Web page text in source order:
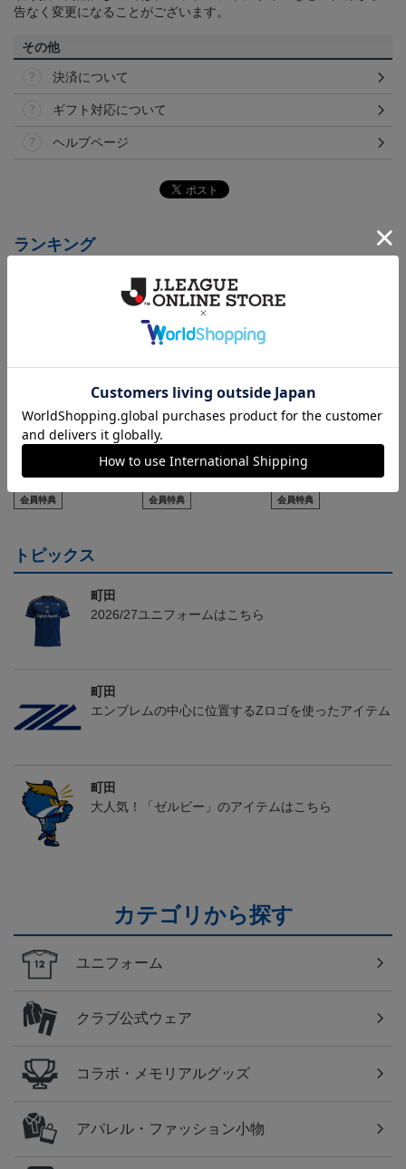
告なく変更になることがございます。
その他
決済について
ギフト対応について
ヘルプページ
ランキング
2026/27 FP1stユニフォー
ム
24,200円～30,800円
会員特典
2026/27 GK1stユニフォ
ーム
24,200円～30,800円
会員特典
2026/27 FP1stキッズユニ
フォーム
20,900円～27,500円
会員特典
トピックス
町田
2026/27ユニフォームはこちら
町田
エンブレムの中心に位置するZロゴを使ったアイテム
町田
大人気！「ゼルビー」のアイテムはこちら
カテゴリから探す
ユニフォーム
クラブ公式ウェア
コラボ・メモリアルグッズ
アパレル・ファッション小物